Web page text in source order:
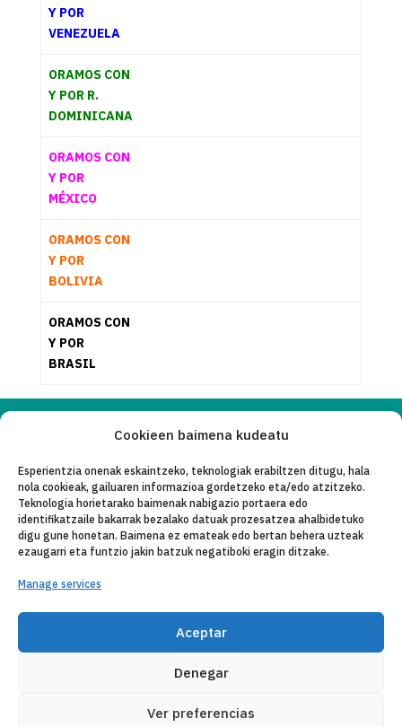
Cookieen baimena kudeatu
Esperientzia onenak eskaintzeko, teknologiak erabiltzen ditugu, hala
nola cookieak, gailuaren informazioa gordetzeko eta/edo atzitzeko.
Teknologia horietarako baimenak nabigazio portaera edo
identifikatzaile bakarrak bezalako datuak prozesatzea ahalbidetuko
digu gune honetan. Baimena ez emateak edo bertan behera uzteak
ezaugarri eta funtzio jakin batzuk negatiboki eragin ditzake.
Manage services
Aceptar
Denegar
Ver preferencias
Y POR
VENEZUELA
ORAMOS CON
Y POR R.
DOMINICANA
ORAMOS CON
Y POR
MÉXICO
ORAMOS CON
Y POR
BOLIVIA
ORAMOS CON
Y POR
BRASIL
Copyleft 2025Itaka-Escolapios
LEGE OHAR
PRIBATASUN-POLITIKA
ENTITATE KOLABORATZAILEAK
POSTA ELEKTRONIKO